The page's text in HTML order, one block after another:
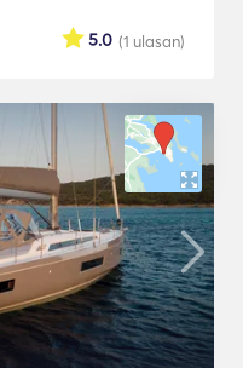
(1 ulasan)
5.0